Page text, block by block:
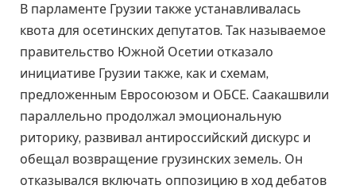
В парламенте Грузии также устанавливалась
квота для осетинских депутатов. Так называемое
правительство Южной Осетии отказало
инициативе Грузии также, как и схемам,
предложенным Евросоюзом и ОБСЕ. Саакашвили
параллельно продолжал эмоциональную
риторику, развивал антироссийский дискурс и
обещал возвращение грузинских земель. Он
отказывался включать оппозицию в ход дебатов